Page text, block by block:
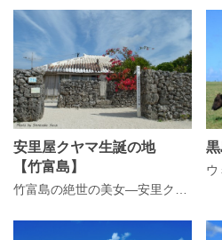
安里屋クヤマ生誕の地
【竹富島】